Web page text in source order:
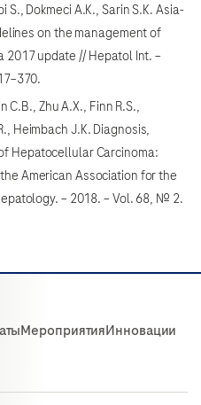
S., Dokmeci A.K., Sarin S.K. Asia-
on the management of
update // Hepatol Int. –
C.B., Zhu A.X., Finn R.S.,
Heimbach J.K. Diagnosis,
Hepatocellular Carcinoma:
American Association for the
– 2018. – Vol. 68, № 2.
МероприятияИнновации